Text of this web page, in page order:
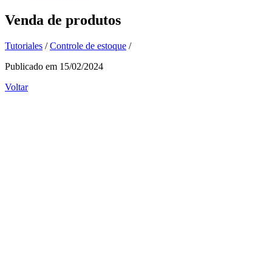
Venda de produtos
Tutoriales / Controle de estoque /
Publicado em 15/02/2024
Voltar